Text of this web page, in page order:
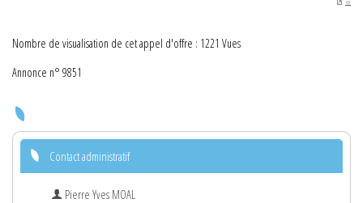
PDF
Nombre de visualisation de cet appel d'offre : 1221 Vues
Annonce n° 9851
Contact administratif
Pierre Yves MOAL